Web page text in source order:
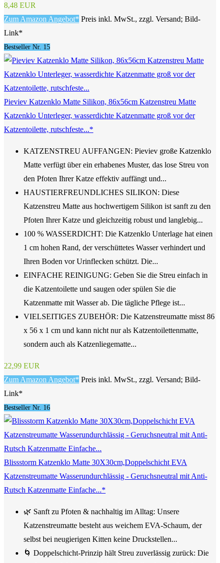
8,48 EUR
Zum Amazon Angebot* Preis inkl. MwSt., zzgl. Versand; Bild-
Link*
Bestseller Nr. 15
Pieviev Katzenklo Matte Silikon, 86x56cm Katzenstreu Matte
Katzenklo Unterleger, wasserdichte Katzenmatte groß vor der
Katzentoilette, rutschfeste...*
KATZENSTREU AUFFANGEN: Pieviev große Katzenklo
Matte verfügt über ein erhabenes Muster, das lose Streu von
den Pfoten Ihrer Katze effektiv auffängt und...
HAUSTIERFREUNDLICHES SILIKON: Diese
Katzenstreu Matte aus hochwertigem Silikon ist sanft zu den
Pfoten Ihrer Katze und gleichzeitig robust und langlebig...
100 % WASSERDICHT: Die Katzenklo Unterlage hat einen
1 cm hohen Rand, der verschüttetes Wasser verhindert und
Ihren Boden vor Urinflecken schützt. Die...
EINFACHE REINIGUNG: Geben Sie die Streu einfach in
die Katzentoilette und saugen oder spülen Sie die
Katzenmatte mit Wasser ab. Die tägliche Pflege ist...
VIELSEITIGES ZUBEHÖR: Die Katzenstreumatte misst 86
x 56 x 1 cm und kann nicht nur als Katzentoilettenmatte,
sondern auch als Katzenliegematte...
22,99 EUR
Zum Amazon Angebot* Preis inkl. MwSt., zzgl. Versand; Bild-
Link*
Bestseller Nr. 16
Blissstorm Katzenklo Matte 30X30cm,Doppelschicht EVA
Katzenstreumatte Wasserundurchlässig - Geruchsneutral mit Anti-
Rutsch Katzenmatte Einfache...*
🌿 Sanft zu Pfoten & nachhaltig im Alltag: Unsere
Katzenstreumatte besteht aus weichem EVA-Schaum, der
selbst bei neugierigen Kitten keine Druckstellen...
🌀 Doppelschicht-Prinzip hält Streu zuverlässig zurück: Die